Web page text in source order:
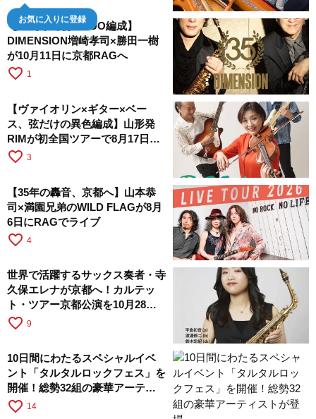
お気に入りに登録
【35周年で初のDUO編成】
DIMENSION増崎孝司×勝田一樹
が10月11日に京都RAGへ
favorite_border 1
【ヴァイオリン×ギター×ベー
ス、弦だけの異色編成】山形発
RIMが初全国ツアーで8月17日に
RAGへ
favorite_border 3
【35年の轟音、京都へ】山本恭
司×満園兄弟のWILD FLAGが8月
6日にRAGでライブ
favorite_border 4
世界で活躍するサックス奏者・寺
久保エレナが京都へ！カルテッ
ト・ツアー京都公演を10月28日
に開催
favorite_border 9
10日間にわたるスペシャルイベ
ント「タルタルロックフェス」を
開催！総勢32組の豪華アーティ
ストが登場
favorite_border 14